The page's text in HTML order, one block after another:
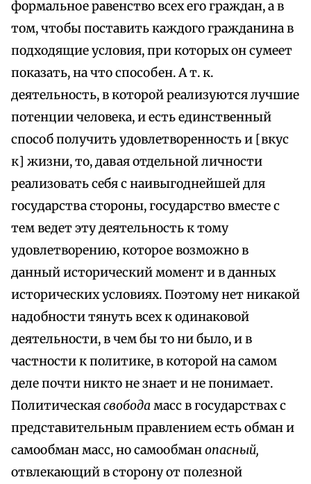
формальное равенство всех его граждан, а в
том, чтобы поставить каждого гражданина в
подходящие условия, при которых он сумеет
показать, на что способен. А т. к.
деятельность, в которой реализуются лучшие
потенции человека, и есть единственный
способ получить удовлетворенность и [вкус
к] жизни, то, давая отдельной личности
реализовать себя с наивыгоднейшей для
государства стороны, государство вместе с
тем ведет эту деятельность к тому
удовлетворению, которое возможно в
данный исторический момент и в данных
исторических условиях. Поэтому нет никакой
надобности тянуть всех к одинаковой
деятельности, в чем бы то ни было, и в
частности к политике, в которой на самом
деле почти никто не знает и не понимает.
Политическаясвободамасс в государствах с
представительным правлением есть обман и
самообман масс, но самообманопасный,
отвлекающий в сторону от полезной